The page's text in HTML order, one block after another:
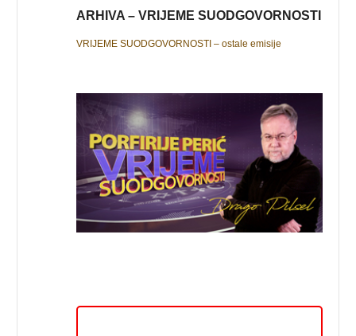
ARHIVA – VRIJEME SUODGOVORNOSTI
VRIJEME SUODGOVORNOSTI – ostale emisije